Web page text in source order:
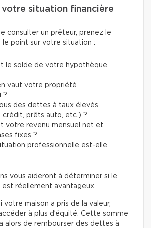
votre situation financière
consulter un prêteur, prenez le
le point sur votre situation :
le solde de votre hypothèque
vaut votre propriété
?
des dettes à taux élevés
crédit, prêts auto, etc.) ?
votre revenu mensuel net et
fixes ?
professionnelle est-elle
vous aideront à déterminer si le
réellement avantageux.
votre maison a pris de la valeur,
à plus d’équité. Cette somme
alors de rembourser des dettes à